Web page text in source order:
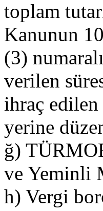
toplam
Kanunun
(3)
verilen
ihraç
yerine
ğ)
ve Yeminli
h) Vergi